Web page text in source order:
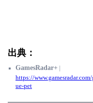
出典：
GamesRadar+ |
https://
ue-pet